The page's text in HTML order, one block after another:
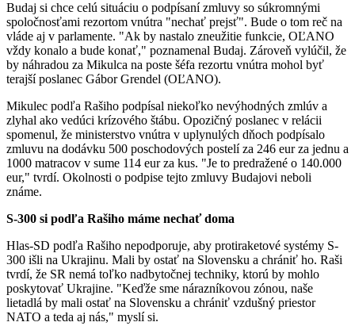
Budaj si chce celú situáciu o podpísaní zmluvy so súkromnými
spoločnosťami rezortom vnútra "nechať prejsť". Bude o tom reč na
vláde aj v parlamente. "Ak by nastalo zneužitie funkcie, OĽANO
vždy konalo a bude konať," poznamenal Budaj. Zároveň vylúčil, že
by náhradou za Mikulca na poste šéfa rezortu vnútra mohol byť
terajší poslanec Gábor Grendel (OĽANO).
Mikulec podľa Rašiho podpísal niekoľko nevýhodných zmlúv a
zlyhal ako vedúci krízového štábu. Opozičný poslanec v relácii
spomenul, že ministerstvo vnútra v uplynulých dňoch podpísalo
zmluvu na dodávku 500 poschodových postelí za 246 eur za jednu a
1000 matracov v sume 114 eur za kus. "Je to predražené o 140.000
eur," tvrdí. Okolnosti o podpise tejto zmluvy Budajovi neboli
známe.
S-300 si podľa Rašiho máme nechať doma
Hlas-SD podľa Rašiho nepodporuje, aby protiraketové systémy S-
300 išli na Ukrajinu. Mali by ostať na Slovensku a chrániť ho. Raši
tvrdí, že SR nemá toľko nadbytočnej techniky, ktorú by mohlo
poskytovať Ukrajine. "Keďže sme nárazníkovou zónou, naše
lietadlá by mali ostať na Slovensku a chrániť vzdušný priestor
NATO a teda aj nás," myslí si.